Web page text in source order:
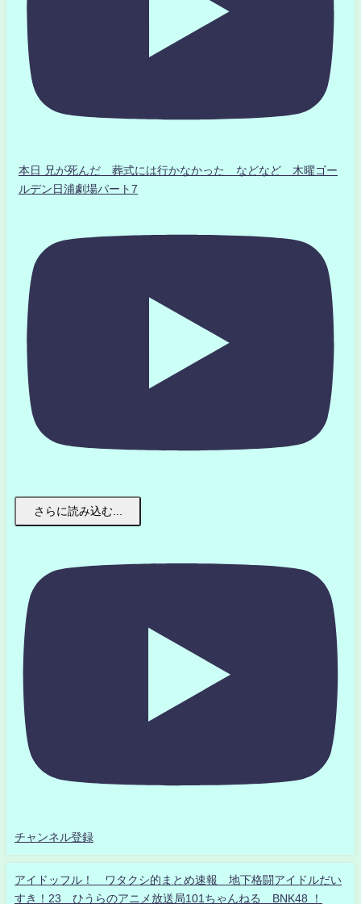
本日 兄が死んだ 葬式には行かなかった などなど 木曜ゴー
ルデン日浦劇場パート7
さらに読み込む...
チャンネル登録
アイドッフル！ ワタクシ的まとめ速報 地下格闘アイドルだい
すき！23 ひうらのアニメ放送局101ちゃんねる BNK48 ！